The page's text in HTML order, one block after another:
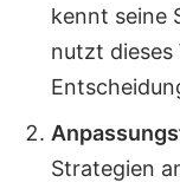
kennt seine
nutzt dieses
Strategien